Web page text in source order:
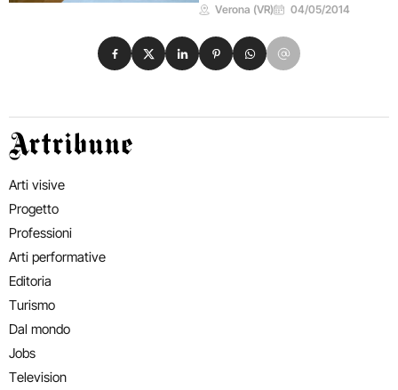
Verona (VR) 04/05/2014
Condividi su Facebook
Condividi su X
Condividi su LinkedIn
Condividi su Pinterest
Condividi su WhatsApp
Condividi su Email
Artribune
Arti visive
Progetto
Professioni
Arti performative
Editoria
Turismo
Dal mondo
Jobs
Television